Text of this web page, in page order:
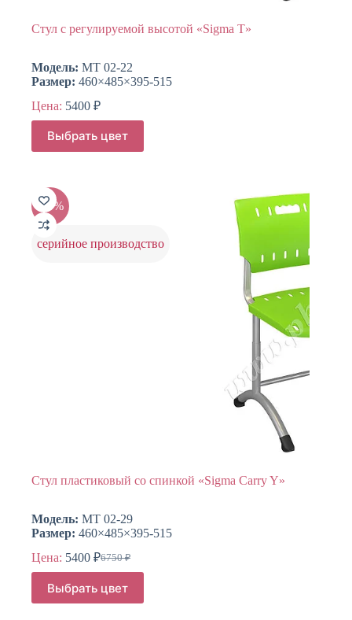
Стул c регулируемой высотой «Sigma T»
Модель: МТ 02-22
Размер: 460×485×395-515
Цена: 5400 ₽
Выбрать цвет
Этот
товар
имеет
Опции
можно
выбрать
на
странице
-20%
серийное производство
Стул пластиковый со спинкой «Sigma Carry Y»
Модель: МТ 02-29
Размер: 460×485×395-515
Цена:
6750₽
Первоначальная
составляла
6750 ₽.
5400 ₽Текущая
5400 ₽.
Выбрать цвет
Этот
товар
имеет